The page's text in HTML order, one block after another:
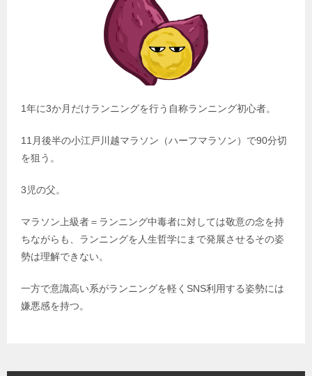
1年に3か月だけランニングを行う自称ランニング初心者。
11月後半の小江戸川越マラソン（ハーフマラソン）で90分切
を狙う。
3児の父。
マラソン上級者＝ランニング中毒者に対しては敬意の念を持
ちながらも、ランニングを人生哲学にまで発展させるその姿
勢は理解できない。
一方で意識高い系がランニングを軽くSNS利用する姿勢には
嫌悪感を持つ。